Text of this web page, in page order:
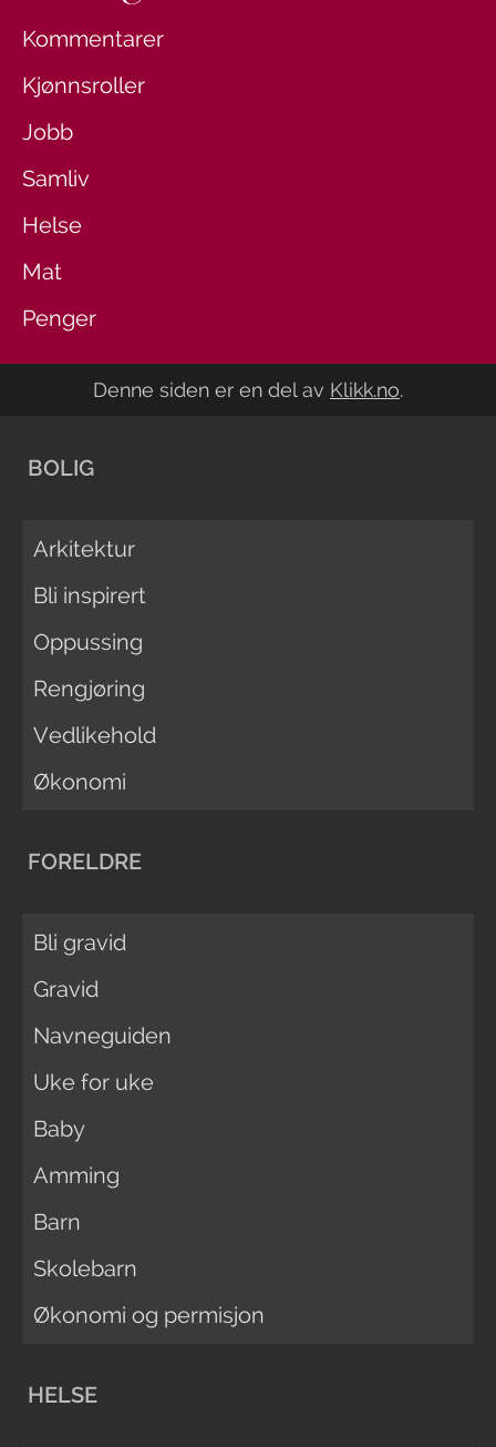
Kommentarer
Kjønnsroller
Jobb
Samliv
Helse
Mat
Penger
Denne siden er en del av Klikk.no.
BOLIG
Arkitektur
Bli inspirert
Oppussing
Rengjøring
Vedlikehold
Økonomi
FORELDRE
Bli gravid
Gravid
Navneguiden
Uke for uke
Baby
Amming
Barn
Skolebarn
Økonomi og permisjon
HELSE